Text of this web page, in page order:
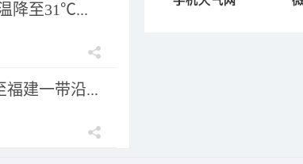
降至31℃...
福建一带沿...